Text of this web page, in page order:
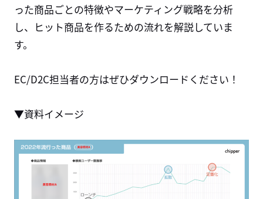
った商品ごとの特徴やマーケティング戦略を分析
し、ヒット商品を作るための流れを解説していま
す。
EC/D2C担当者の方はぜひダウンロードください！
▼資料イメージ